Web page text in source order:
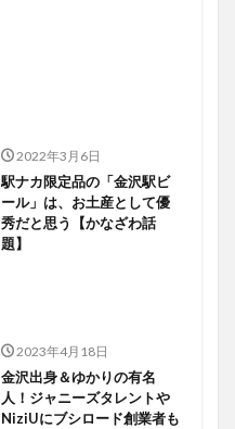
2022年3月6日
駅ナカ限定品の「金沢駅ビ
ール」は、お土産として優
秀だと思う【かなざわ話
題】
2023年4月18日
金沢出身＆ゆかりの有名
人！ジャニーズタレントや
NiziUにブシロード創業者も